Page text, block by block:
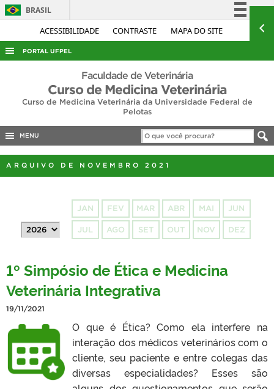
ACESSIBILIDADE CONTRASTE MAPA DO SITE
BRASIL
Simplifique!
Acesso à informação
Legislação
PORTAL UFPEL
ACESSO À INFORMAÇÃO
AUDITORIA
CONCURSOS
EDITAIS
INTERNACIONAL
TELEFONES
Faculdade de Veterinária
Curso de Medicina Veterinária
Curso de Medicina Veterinária da Universidade Federal de
Pelotas
MENU
ARQUIVO DE NOVEMBRO 2021
JAN FEV MAR ABR MAI JUN
JUL AGO SET OUT NOV DEZ
1º Simpósio de Ética e Medicina
Veterinária Integrativa
19/11/2021
O que é Ética? Como ela interfere na
interação dos médicos veterinários com o
cliente, seu paciente e entre colegas das
diversas especialidades? Esses são